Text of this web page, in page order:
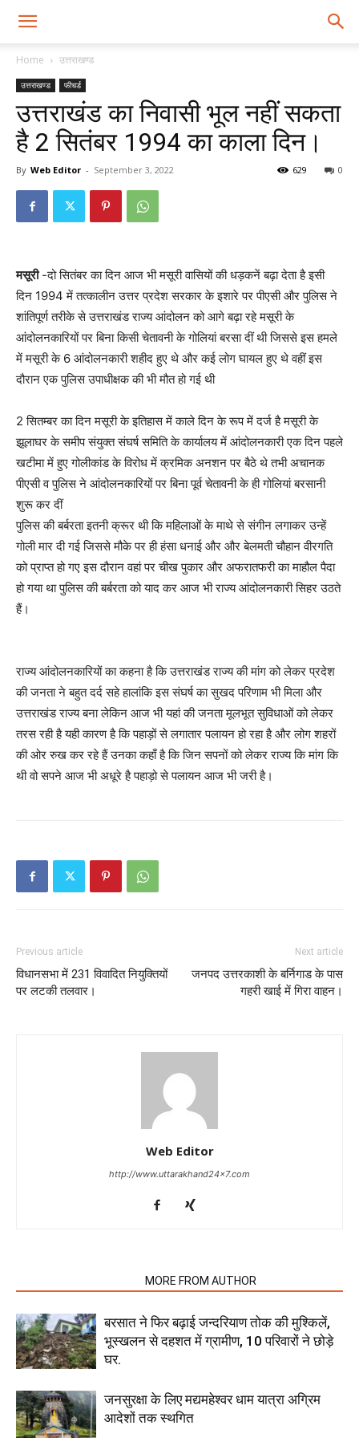
Home उत्तराखण्ड
उत्तराखण्ड फीचर्ड
उत्तराखंड का निवासी भूल नहीं सकता
है 2 सितंबर 1994 का काला दिन।
By Web Editor - September 3, 2022 0
629
मसूरी-दो सितंबर का दिन आज भी मसूरी वासियों की धड़कनें बढ़ा देता है इसी
दिन 1994 में तत्कालीन उत्तर प्रदेश सरकार के इशारे पर पीएसी और पुलिस ने
शांतिपूर्ण तरीके से उत्तराखंड राज्य आंदोलन को आगे बढ़ा रहे मसूरी के
आंदोलनकारियों पर बिना किसी चेतावनी के गोलियां बरसा दीं थी जिससे इस हमले
में मसूरी के 6 आंदोलनकारी शहीद हुए थे और कई लोग घायल हुए थे वहीं इस
दौरान एक पुलिस उपाधीक्षक की भी मौत हो गई थी
2 सितम्बर का दिन मसूरी के इतिहास में काले दिन के रूप में दर्ज है मसूरी के
झूलाघर के समीप संयुक्त संघर्ष समिति के कार्यालय में आंदोलनकारी एक दिन पहले
खटीमा में हुए गोलीकांड के विरोध में क्रमिक अनशन पर बैठे थे तभी अचानक
पीएसी व पुलिस ने आंदोलनकारियों पर बिना पूर्व चेतावनी के ही गोलियां बरसानी
शुरू कर दीं
पुलिस की बर्बरता इतनी क्रूर थी कि महिलाओं के माथे से संगीन लगाकर उन्हें
गोली मार दी गई जिससे मौके पर ही हंसा धनाई और और बेलमती चौहान वीरगति
को प्राप्त हो गए इस दौरान वहां पर चीख पुकार और अफरातफरी का माहौल पैदा
हो गया था पुलिस की बर्बरता को याद कर आज भी राज्य आंदोलनकारी सिहर उठते
हैं।
राज्य आंदोलनकारियों का कहना है कि उत्तराखंड राज्य की मांग को लेकर प्रदेश
की जनता ने बहुत दर्द सहे हालांकि इस संघर्ष का सुखद परिणाम भी मिला और
उत्तराखंड राज्य बना लेकिन आज भी यहां की जनता मूलभूत सुविधाओं को लेकर
तरस रही है यही कारण है कि पहाड़ों से लगातार पलायन हो रहा है और लोग शहरों
की ओर रुख कर रहे हैं उनका कहाँ है कि जिन सपनों को लेकर राज्य कि मांग कि
थी वो सपने आज भी अधूरे है पहाड़ो से पलायन आज भी जरी है।
Previous article
विधानसभा में 231 विवादित नियुक्तियों
पर लटकी तलवार।
Next article
जनपद उत्तरकाशी के बर्निगाड के पास
गहरी खाई में गिरा वाहन।
Web Editor
http://www.uttarakhand24x7.com
MORE FROM AUTHOR
बरसात ने फिर बढ़ाई जन्दरियाण तोक की मुश्किलें,
भूस्खलन से दहशत में ग्रामीण, 10 परिवारों ने छोड़े
घर.
जनसुरक्षा के लिए मद्यमहेश्वर धाम यात्रा अग्रिम
आदेशों तक स्थगित